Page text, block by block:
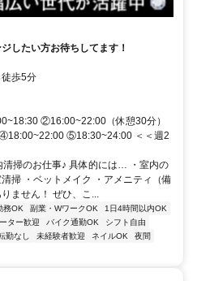
したい方お待ちしてます！
歩5分
②16:00~22:00（休憩30分）
⑤18:30~24:00 ＜＜週2
清掃のお仕事♪ 具体的には… ・室内の
掃 ・ベットメイク ・アメニティ（備
ません！ ぜひ、こ...
務OK 副業・WワークOK
1日4時間以内OK
ター歓迎 バイク通勤OK
シフト自由
勤なし 未経験者歓迎 ネイルOK
夜間